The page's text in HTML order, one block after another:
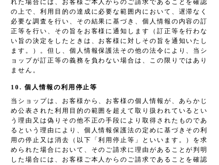
れた場合には、お客様ご本人からのご請求であることを確認
の上で、利用目的の達成に必要な範囲内において、遅滞なく
必要な調査を行い、その結果に基づき、個人情報の内容の訂
正等を行い、その旨をお客様に通知します（訂正等を行わな
い旨の決定をしたときは、お客様に対しその旨を通知いたし
ます。）。但し、個人情報保護法その他の法令により、当シ
ョップが訂正等の義務を負わない場合は、この限りではあり
ません。
10. 個人情報の利用停止等
当ショップは、お客様から、お客様の個人情報が、あらかじ
め公表された利用目的の範囲を超えて取り扱われているとい
う理由又は偽りその他不正の手段により取得されたものであ
るという理由により、個人情報保護法の定めに基づきその利
用の停止又は消去（以下「利用停止等」といいます。）を求
められた場合において、そのご請求に理由があることが判明
した場合には、お客様ご本人からのご請求であることを確認